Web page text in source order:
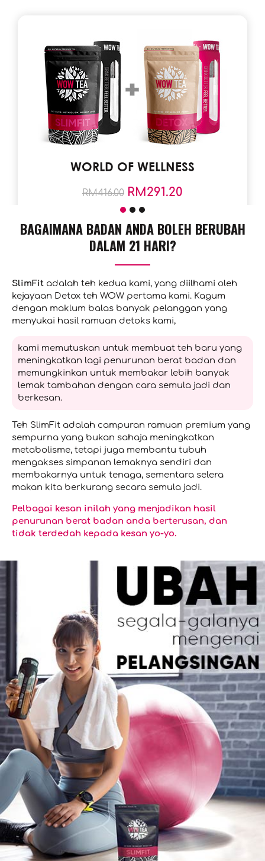
WORLD OF WELLNESS
RM416.00 RM291.20
Save Text 30% (124.8RM)
TAMBAH KE TROLI
BAGAIMANA BADAN ANDA BOLEH BERUBAH
DALAM 21 HARI?
SlimFit adalah teh kedua kami, yang diilhami oleh
kejayaan Detox teh WOW pertama kami. Kagum
dengan maklum balas banyak pelanggan yang
menyukai hasil ramuan detoks kami,
kami memutuskan untuk membuat teh baru yang
meningkatkan lagi penurunan berat badan dan
memungkinkan untuk membakar lebih banyak
lemak tambahan dengan cara semula jadi dan
berkesan.
Teh SlimFit adalah campuran ramuan premium yang
sempurna yang bukan sahaja meningkatkan
metabolisme, tetapi juga membantu tubuh
mengakses simpanan lemaknya sendiri dan
membakarnya untuk tenaga, sementara selera
makan kita berkurang secara semula jadi.
Pelbagai kesan inilah yang menjadikan hasil
penurunan berat badan anda berterusan, dan
tidak terdedah kepada kesan yo-yo.